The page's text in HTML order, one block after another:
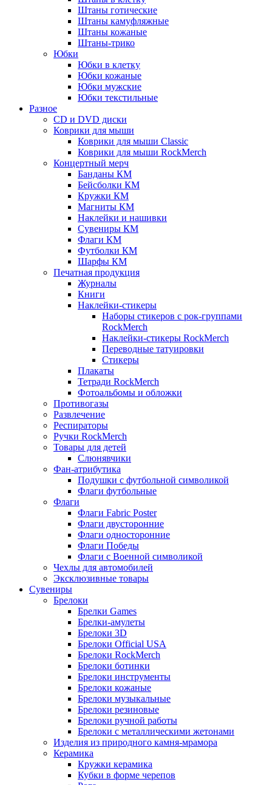
Штаны готические
Штаны камуфляжные
Штаны кожаные
Штаны-трико
Юбки
Юбки в клетку
Юбки кожаные
Юбки мужские
Юбки текстильные
Разное
CD и DVD диски
Коврики для мыши
Коврики для мыши Classic
Коврики для мыши RockMerch
Концертный мерч
Банданы КМ
Бейсболки КМ
Кружки КМ
Магниты КМ
Наклейки и нашивки
Сувениры КМ
Флаги КМ
Футболки КМ
Шарфы КМ
Печатная продукция
Журналы
Книги
Наклейки-стикеры
Наборы стикеров с рок-группами
RockMerch
Наклейки-стикеры RockMerch
Переводные татуировки
Стикеры
Плакаты
Тетради RockMerch
Фотоальбомы и обложки
Противогазы
Развлечение
Респираторы
Ручки RockMerch
Товары для детей
Слюнявчики
Фан-атрибутика
Подушки с футбольной символикой
Флаги футбольные
Флаги
Флаги Fabric Poster
Флаги двусторонние
Флаги односторонние
Флаги Победы
Флаги с Военной символикой
Чехлы для автомобилей
Эксклюзивные товары
Сувениры
Брелоки
Брелки Games
Брелки-амулеты
Брелоки 3D
Брелоки Official USA
Брелоки RockMerch
Брелоки ботинки
Брелоки инструменты
Брелоки кожаные
Брелоки музыкальные
Брелоки резиновые
Брелоки ручной работы
Брелоки с металлическими жетонами
Изделия из природного камня-мрамора
Керамика
Кружки керамика
Кубки в форме черепов